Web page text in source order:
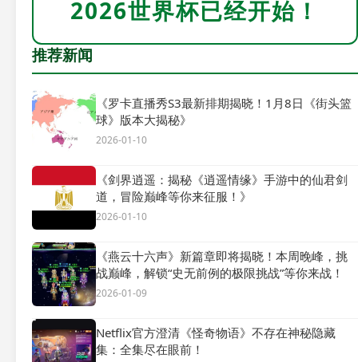
2026世界杯已经开始！
推荐新闻
《罗卡直播秀S3最新排期揭晓！1月8日《街头篮
球》版本大揭秘》
2026-01-10
《剑界逍遥：揭秘《逍遥情缘》手游中的仙君剑
道，冒险巅峰等你来征服！》
2026-01-10
《燕云十六声》新篇章即将揭晓！本周晚峰，挑
战巅峰，解锁“史无前例的极限挑战”等你来战！
2026-01-09
Netflix官方澄清《怪奇物语》不存在神秘隐藏
集：全集尽在眼前！